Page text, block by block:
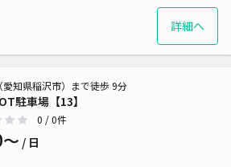
詳細へ
駐車場【13】
愛知県稲沢市）まで徒歩 9分
0 / 0件
/ 日